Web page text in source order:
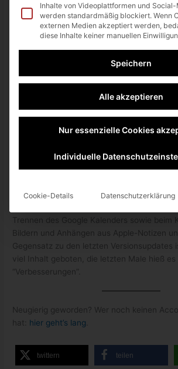
Gerade die Such-Funktion ist eine der
Evernote. Insofern sind Verbesserungen
Trennen des Google Kalenders sowie beim
Bildern und Anhängen aus Apple-Notizen
Gegensatz zu den letzten Versionsupdates
viel Inhalt geboten, die letzten Male hieß es
“Verbesserungen”.
Neugierig geworden? Wer noch keinen
hat: hier geht’s lang
twittern teilen
Inhalte von Videoplattformen und
werden standardmäßig blockiert. Wenn
externen Medien akzeptiert werden,
diese Inhalte keiner manuellen
Speichern
Alle akzeptieren
Nur essenzielle Cookies
Individuelle
Cookie-Details Datenschutzerklärung